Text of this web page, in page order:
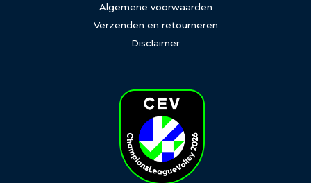
Algemene voorwaarden
Verzenden en retourneren
Disclaimer